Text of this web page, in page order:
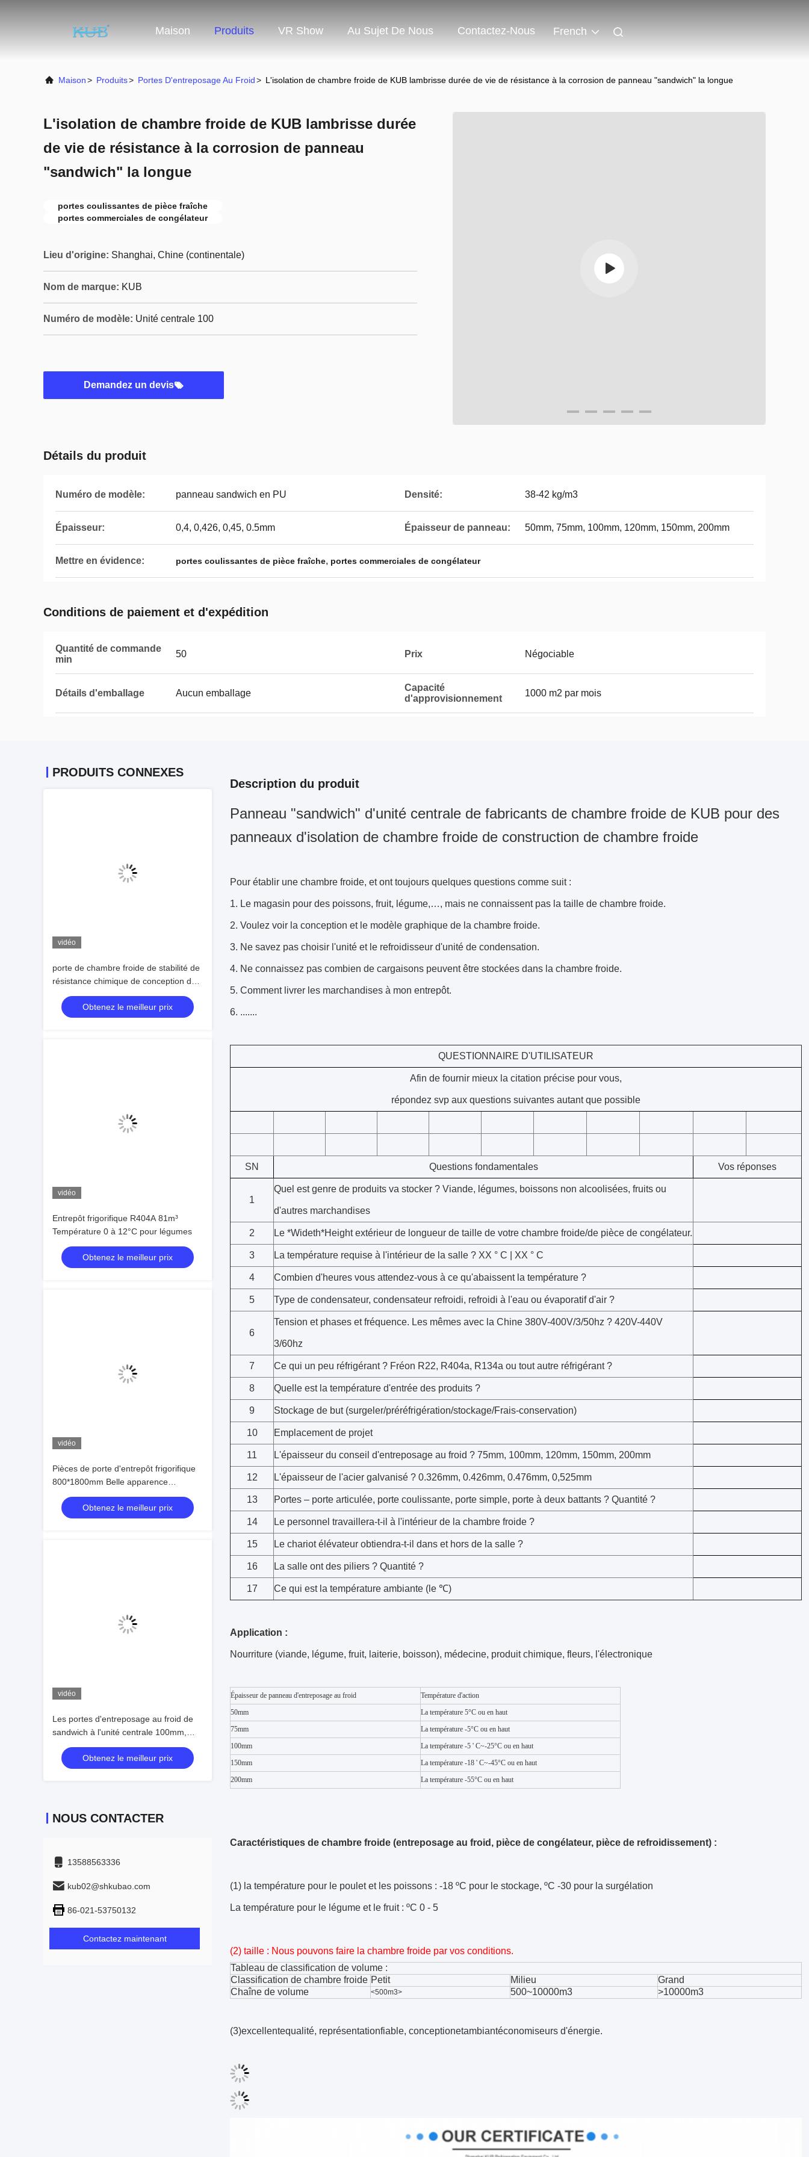
Maison Produits VR Show Au Sujet De Nous Contactez-Nous French
Maison> Produits> Portes D'entreposage Au Froid> L'isolation de chambre froide de KUB lambrisse durée de vie de résistance à la corrosion de panneau "sandwich" la longue
L'isolation de chambre froide de KUB lambrisse durée
de vie de résistance à la corrosion de panneau
"sandwich" la longue
portes coulissantes de pièce fraîche
portes commerciales de congélateur
Lieu d'origine: Shanghai, Chine (continentale)
Nom de marque: KUB
Numéro de modèle: Unité centrale 100
Demandez un devis
Détails du produit
Numéro de modèle: panneau sandwich en PU Densité: 38-42 kg/m3
Épaisseur: 0,4, 0,426, 0,45, 0.5mm Épaisseur de panneau: 50mm, 75mm, 100mm, 120mm, 150mm, 200mm
Mettre en évidence: portes coulissantes de pièce fraîche, portes commerciales de congélateur
Conditions de paiement et d'expédition
Quantité de commande
min
50 Prix Négociable
Détails d'emballage Aucun emballage
Capacité
d'approvisionnement
1000 m2 par mois
PRODUITS CONNEXES
vidéo
porte de chambre froide de stabilité de
résistance chimique de conception de
Silding de portes d'entreposage au
froid de 75mm 100mm 120mm 150mm
200mm
Obtenez le meilleur prix
vidéo
Entrepôt frigorifique R404A 81m³
Température 0 à 12°C pour légumes
Obtenez le meilleur prix
vidéo
Pièces de porte d'entrepôt frigorifique
800*1800mm Belle apparence
Excellente performance d'étanchéité et
d'isolation ，technologie d'entreposage
frigorifique，zones d'entreposage
Obtenez le meilleur prix
vidéo
Les portes d'entreposage au froid de
sandwich à l'unité centrale 100mm,
porte isolée lambrisse la chambre
froide matérielle de noyau de
polyuréthane à vendre
Obtenez le meilleur prix
NOUS CONTACTER
13588563336
kub02@shkubao.com
86-021-53750132
Contactez maintenant
Description du produit
Panneau "sandwich" d'unité centrale de fabricants de chambre froide de KUB pour des
panneaux d'isolation de chambre froide de construction de chambre froide
Pour établir une chambre froide, et ont toujours quelques questions comme suit :
1. Le magasin pour des poissons, fruit, légume,…, mais ne connaissent pas la taille de chambre froide.
2. Voulez voir la conception et le modèle graphique de la chambre froide.
3. Ne savez pas choisir l'unité et le refroidisseur d'unité de condensation.
4. Ne connaissez pas combien de cargaisons peuvent être stockées dans la chambre froide.
5. Comment livrer les marchandises à mon entrepôt.
6. .......
QUESTIONNAIRE D'UTILISATEUR
Afin de fournir mieux la citation précise pour vous,
répondez svp aux questions suivantes autant que possible
SN Questions fondamentales Vos réponses
1
Quel est genre de produits va stocker ? Viande, légumes, boissons non alcoolisées, fruits ou
d'autres marchandises
2 Le *Wideth*Height extérieur de longueur de taille de votre chambre froide/de pièce de congélateur.
3 La température requise à l'intérieur de la salle ? XX ° C | XX ° C
4 Combien d'heures vous attendez-vous à ce qu'abaissent la température ?
5 Type de condensateur, condensateur refroidi, refroidi à l'eau ou évaporatif d'air ?
6
Tension et phases et fréquence. Les mêmes avec la Chine 380V-400V/3/50hz ? 420V-440V
3/60hz
7 Ce qui un peu réfrigérant ? Fréon R22, R404a, R134a ou tout autre réfrigérant ?
8 Quelle est la température d'entrée des produits ?
9 Stockage de but (surgeler/préréfrigération/stockage/Frais-conservation)
10 Emplacement de projet
11 L'épaisseur du conseil d'entreposage au froid ? 75mm, 100mm, 120mm, 150mm, 200mm
12 L'épaisseur de l'acier galvanisé ? 0.326mm, 0.426mm, 0.476mm, 0,525mm
13 Portes – porte articulée, porte coulissante, porte simple, porte à deux battants ? Quantité ?
14 Le personnel travaillera-t-il à l'intérieur de la chambre froide ?
15 Le chariot élévateur obtiendra-t-il dans et hors de la salle ?
16 La salle ont des piliers ? Quantité ?
17 Ce qui est la température ambiante (le ℃)
Application :
Nourriture (viande, légume, fruit, laiterie, boisson), médecine, produit chimique, fleurs, l'électronique
Épaisseur de panneau d'entreposage au froid
Température d'action
50mm
La température 5°C ou en haut
75mm
La température -5°C ou en haut
100mm
La température -5 ' C~-25°C ou en haut
150mm
La température -18 ' C~-45°C ou en haut
200mm
La température -55°C ou en haut
Caractéristiques de chambre froide (entreposage au froid, pièce de congélateur, pièce de refroidissement) :
(1) la température pour le poulet et les poissons : -18 ºC pour le stockage, ºC -30 pour la surgélation
La température pour le légume et le fruit : ºC 0 - 5
(2) taille : Nous pouvons faire la chambre froide par vos conditions.
Tableau de classification de volume :
Classification de chambre froide Petit Milieu
Grand
Chaîne de volume
<500m3> 500~10000m3 >10000m3
(3)excellentequalité, représentationfiable, conceptionetambiantéconomiseurs d'énergie.